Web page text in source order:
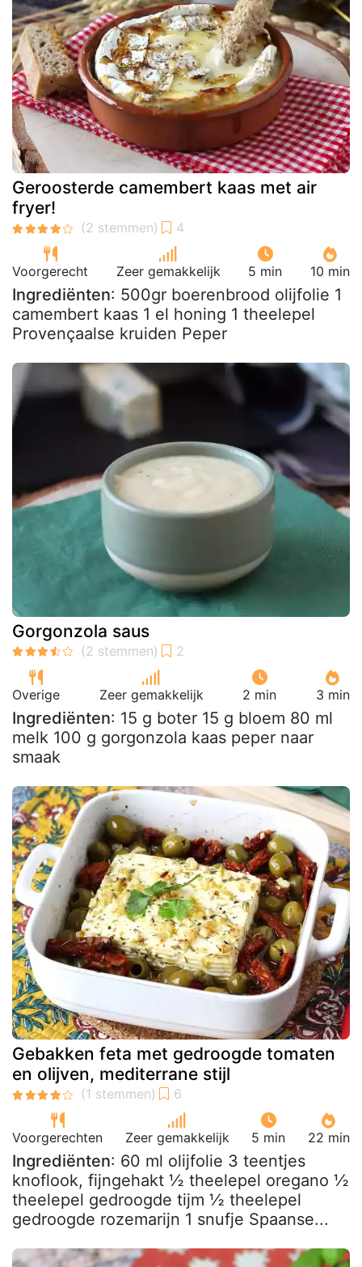
Geroosterde camembert kaas met air
fryer!
Voorgerecht Zeer gemakkelijk 5 min 10 min
Ingrediënten: 500gr boerenbrood olijfolie 1
camembert kaas 1 el honing 1 theelepel
Provençaalse kruiden Peper
Gorgonzola saus
Overige Zeer gemakkelijk 2 min 3 min
Ingrediënten: 15 g boter 15 g bloem 80 ml
melk 100 g gorgonzola kaas peper naar
smaak
Gebakken feta met gedroogde tomaten
en olijven, mediterrane stijl
Voorgerechten Zeer gemakkelijk 5 min 22 min
Ingrediënten: 60 ml olijfolie 3 teentjes
knoflook, fijngehakt ½ theelepel oregano ½
theelepel gedroogde tijm ½ theelepel
gedroogde rozemarijn 1 snufje Spaanse...